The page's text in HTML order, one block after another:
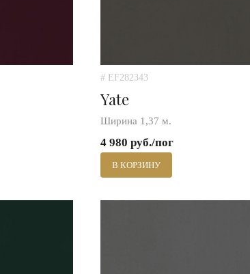
# EF282343
Yate
Ширина 1,37 м.
4 980 руб./пог
В КОРЗИНУ